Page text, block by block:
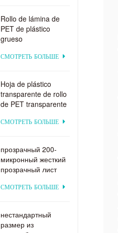
Rollo de lámina de
PET de plástico
grueso
transparente rígido
СМОТРЕТЬ БОЛЬШЕ
Hoja de plástico
transparente de rollo
de PET transparente
suministro directo de
СМОТРЕТЬ БОЛЬШЕ
прозрачный 200-
микронный жесткий
прозрачный лист
формования
СМОТРЕТЬ БОЛЬШЕ
нестандартный
размер из